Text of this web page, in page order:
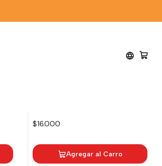
$16.000
Agregar al Carro